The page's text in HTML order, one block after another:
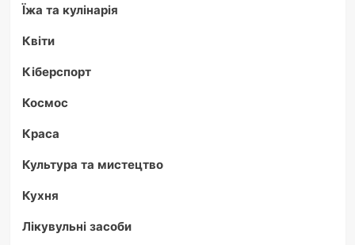
Їжа та кулінарія
Квіти
Кіберспорт
Космос
Краса
Культура та мистецтво
Кухня
Лікувульні засоби